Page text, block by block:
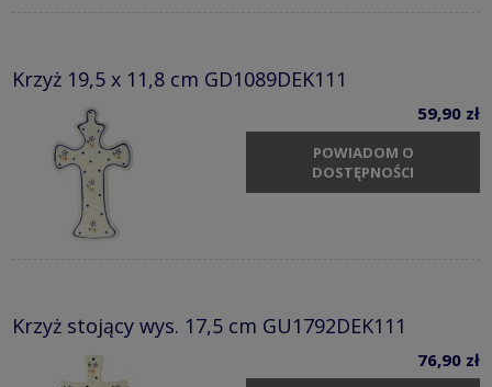
Krzyż 19,5 x 11,8 cm GD1089DEK111
59,90 zł
POWIADOM O
DOSTĘPNOŚCI
Krzyż stojący wys. 17,5 cm GU1792DEK111
76,90 zł